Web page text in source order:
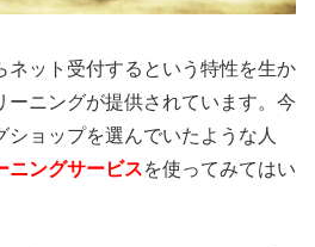
ネット受付するという特性を生か
ーニングが提供されています。今
ショップを選んでいたような人
ニングサービスを使ってみてはい